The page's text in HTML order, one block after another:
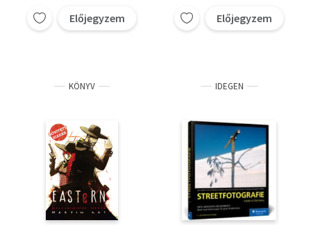
Előjegyzem Előjegyzem
KÖNYV IDEGEN